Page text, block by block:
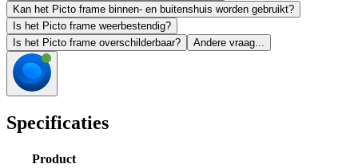
Kan het Picto frame binnen- en buitenshuis worden gebruikt?
Is het Picto frame weerbestendig?
Is het Picto frame overschilderbaar?
Andere vraag...
Specificaties
Product